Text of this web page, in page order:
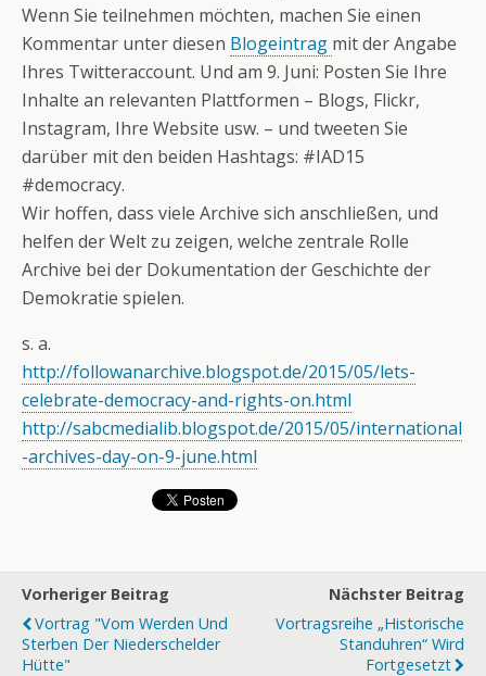
Wenn Sie teilnehmen möchten, machen Sie einen
Kommentar unter diesen Blogeintrag mit der Angabe
Ihres Twitteraccount. Und am 9. Juni: Posten Sie Ihre
Inhalte an relevanten Plattformen – Blogs, Flickr,
Instagram, Ihre Website usw. – und tweeten Sie
darüber mit den beiden Hashtags: #IAD15
#democracy.
Wir hoffen, dass viele Archive sich anschließen, und
helfen der Welt zu zeigen, welche zentrale Rolle
Archive bei der Dokumentation der Geschichte der
Demokratie spielen.
s. a.
http://followanarchive.blogspot.de/2015/05/lets-
celebrate-democracy-and-rights-on.html
http://sabcmedialib.blogspot.de/2015/05/international
-archives-day-on-9-june.html
Vorheriger Beitrag
Vortrag "Vom Werden Und
Sterben Der Niederschelder
Hütte"
Nächster Beitrag
Vortragsreihe „Historische
Standuhren“ Wird
Fortgesetzt